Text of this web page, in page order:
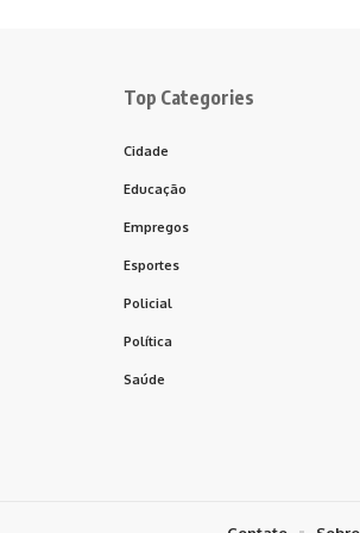
Top Categories
Cidade
Educação
Empregos
Esportes
Policial
Política
Saúde